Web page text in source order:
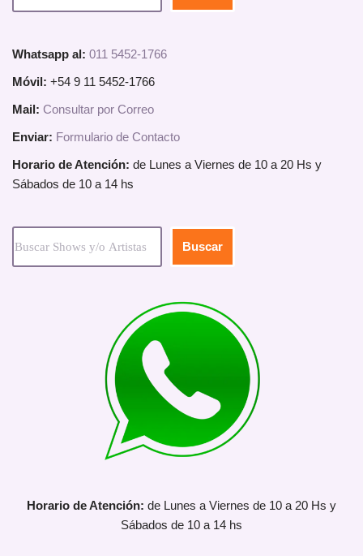
Whatsapp al: 011 5452-1766
Móvil: +54 9 11 5452-1766
Mail: Consultar por Correo
Enviar: Formulario de Contacto
Horario de Atención: de Lunes a Viernes de 10 a 20 Hs y
Sábados de 10 a 14 hs
Buscar
Horario de Atención: de Lunes a Viernes de 10 a 20 Hs y
Sábados de 10 a 14 hs